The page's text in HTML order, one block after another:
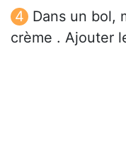
Dans un bol,
crème . Ajouter